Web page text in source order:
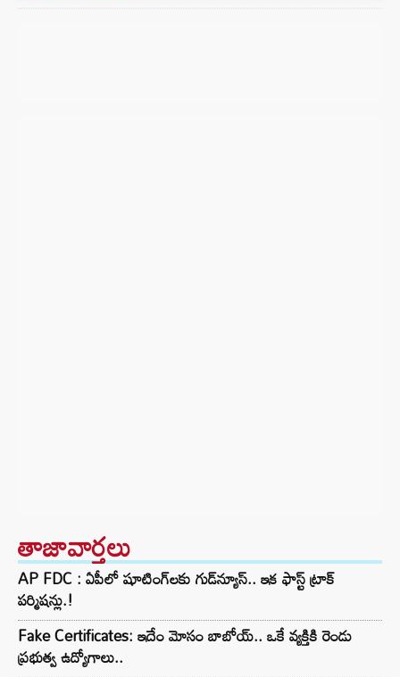
తాజావార్తలు
AP FDC : ఏపీలో షూటింగ్‌లకు గుడ్‌న్యూస్.. ఇక ఫాస్ట్ ట్రాక్
పర్మిషన్లు.!
Fake Certificates: ఇదేం మోసం బాబోయ్.. ఒకే వ్యక్తికి రెండు
ప్రభుత్వ ఉద్యోగాలు..